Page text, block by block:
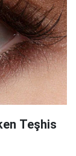
Teşhis